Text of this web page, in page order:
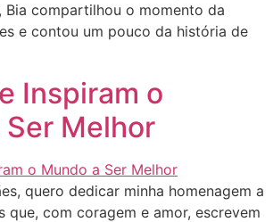
Bia compartilhou o momento da
e contou um pouco da história de
Inspiram o
Melhor
quero dedicar minha homenagem a
que, com coragem e amor, escrevem